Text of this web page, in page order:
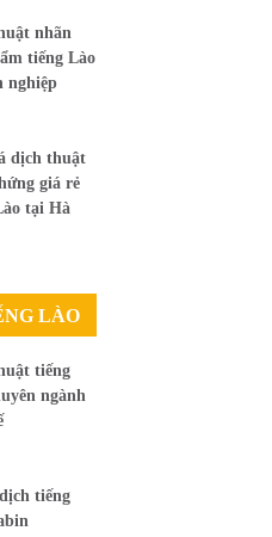
nhãn
tiếng Lào
nghiệp
dịch thuật
giá rẻ
tại Hà
LÀO
tiếng
ngành
tiếng